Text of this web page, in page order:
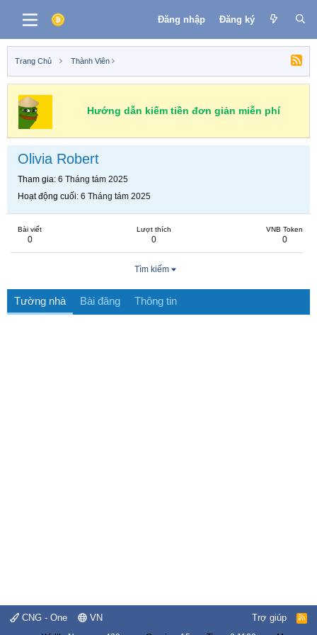
Đăng nhập Đăng ký
Trang Chủ Thành Viên
Hướng dẫn kiếm tiền đơn giản miễn phí
Olivia Robert
Tham gia 6 Tháng tám 2025
Hoạt động cuối 6 Tháng tám 2025
Bài viết
0
Lượt thích
0
VNB Token
0
Tìm kiếm
Tường nhà Bài đăng Thông tin
CNG - One VN Trợ giúp
R